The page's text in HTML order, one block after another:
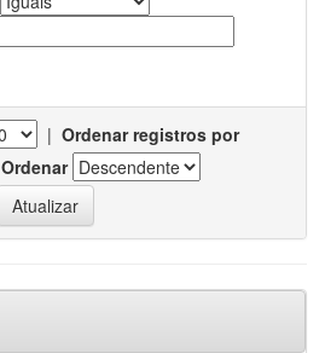
| Ordenar registros por
Ordenar